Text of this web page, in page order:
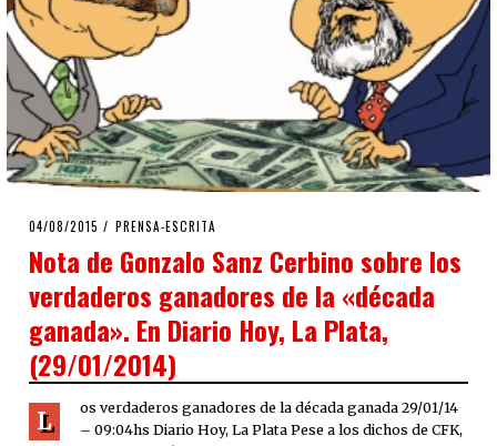
POSTED
04/08/2015 04/08/2015
PRENSA-ESCRITA
Nota de Gonzalo Sanz Cerbino sobre los
verdaderos ganadores de la «década
ganada». En Diario Hoy, La Plata,
(29/01/2014)
L
os verdaderos ganadores de la década ganada 29/01/14
– 09:04hs Diario Hoy, La Plata Pese a los dichos de CFK,